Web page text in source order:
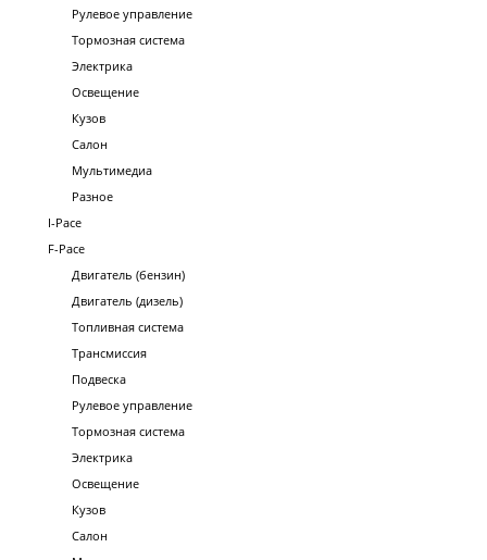
Рулевое управление
Тормозная система
Электрика
Освещение
Кузов
Салон
Мультимедиа
Разное
I-Pace
F-Pace
Двигатель (бензин)
Двигатель (дизель)
Топливная система
Трансмиссия
Подвеска
Рулевое управление
Тормозная система
Электрика
Освещение
Кузов
Салон